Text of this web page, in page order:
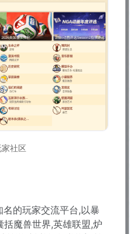
社区
的玩家交流平台,以暴
魔兽世界,英雄联盟,炉